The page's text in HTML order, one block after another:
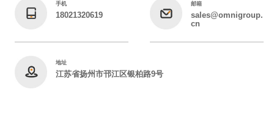
手机
18021320619
邮箱
sales@omnigroup.
cn
地址
江苏省扬州市邗江区银柏路9号